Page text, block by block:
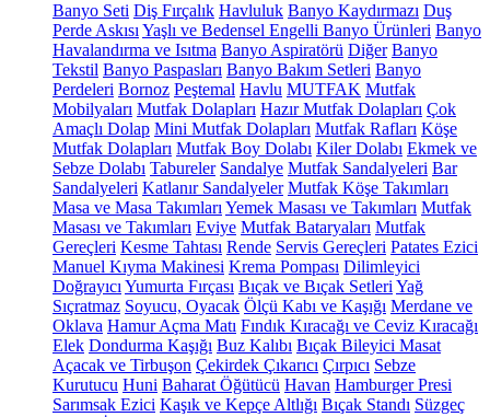
Banyo Seti Diş Fırçalık Havluluk Banyo Kaydırmazı Duş
Perde Askısı Yaşlı ve Bedensel Engelli Banyo Ürünleri Banyo
Havalandırma ve Isıtma Banyo Aspiratörü Diğer Banyo
Tekstil Banyo Paspasları Banyo Bakım Setleri Banyo
Perdeleri Bornoz Peştemal Havlu MUTFAK Mutfak
Mobilyaları Mutfak Dolapları Hazır Mutfak Dolapları Çok
Amaçlı Dolap Mini Mutfak Dolapları Mutfak Rafları Köşe
Mutfak Dolapları Mutfak Boy Dolabı Kiler Dolabı Ekmek ve
Sebze Dolabı Tabureler Sandalye Mutfak Sandalyeleri Bar
Sandalyeleri Katlanır Sandalyeler Mutfak Köşe Takımları
Masa ve Masa Takımları Yemek Masası ve Takımları Mutfak
Masası ve Takımları Eviye Mutfak Bataryaları Mutfak
Gereçleri Kesme Tahtası Rende Servis Gereçleri Patates Ezici
Manuel Kıyma Makinesi Krema Pompası Dilimleyici
Doğrayıcı Yumurta Fırçası Bıçak ve Bıçak Setleri Yağ
Sıçratmaz Soyucu, Oyacak Ölçü Kabı ve Kaşığı Merdane ve
Oklava Hamur Açma Matı Fındık Kıracağı ve Ceviz Kıracağı
Elek Dondurma Kaşığı Buz Kalıbı Bıçak Bileyici Masat
Açacak ve Tirbuşon Çekirdek Çıkarıcı Çırpıcı Sebze
Kurutucu Huni Baharat Öğütücü Havan Hamburger Presi
Sarımsak Ezici Kaşık ve Kepçe Altlığı Bıçak Standı Süzgeç